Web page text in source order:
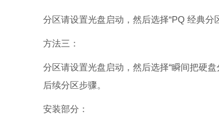
分区请设置光盘启动，然后选择“PQ 经典分
方法三：
分区请设置光盘启动，然后选择“瞬间把硬
后续分区步骤。
安装部分：